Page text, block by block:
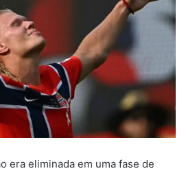
era eliminada em uma fase de